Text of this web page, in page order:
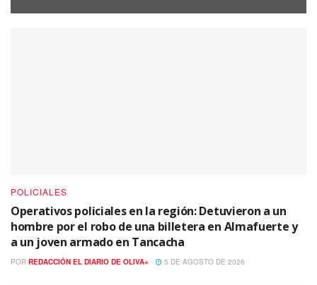
POLICIALES
Operativos policiales en la región: Detuvieron a un
hombre por el robo de una billetera en Almafuerte y
a un joven armado en Tancacha
POR REDACCIÓN EL DIARIO DE OLIVA+ 5 DE AGOSTO DE 2026